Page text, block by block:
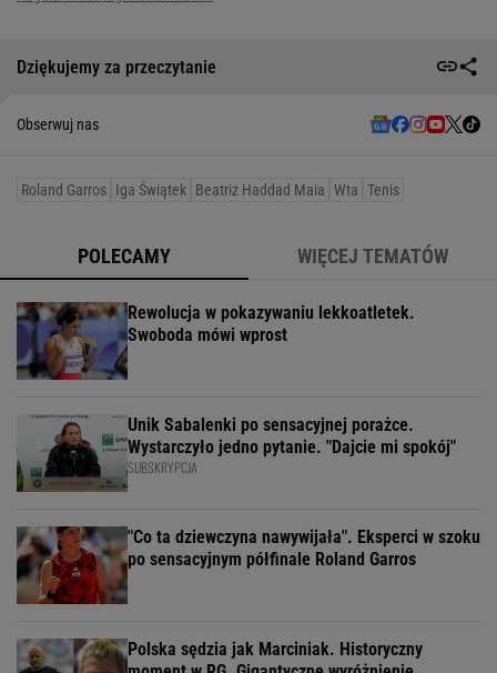
Dziękujemy za przeczytanie
Obserwuj nas
Roland Garros Iga Świątek Beatriz Haddad Maia Wta Tenis
POLECAMY WIĘCEJ TEMATÓW
Rewolucja w pokazywaniu lekkoatletek.
Swoboda mówi wprost
Unik Sabalenki po sensacyjnej porażce.
Wystarczyło jedno pytanie. "Dajcie mi spokój"
SUBSKRYPCJA
"Co ta dziewczyna nawywijała". Eksperci w szoku
po sensacyjnym półfinale Roland Garros
Polska sędzia jak Marciniak. Historyczny